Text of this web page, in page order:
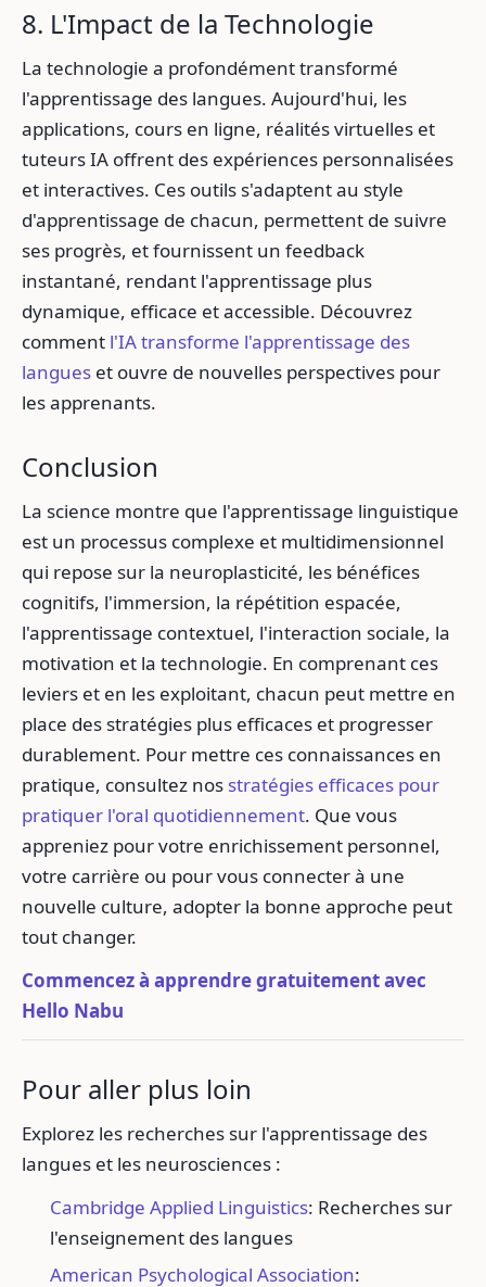
8. L'Impact de la Technologie
La technologie a profondément transformé
l'apprentissage des langues. Aujourd'hui, les
applications, cours en ligne, réalités virtuelles et
tuteurs IA offrent des expériences personnalisées
et interactives. Ces outils s'adaptent au style
d'apprentissage de chacun, permettent de suivre
ses progrès, et fournissent un feedback
instantané, rendant l'apprentissage plus
dynamique, efficace et accessible. Découvrez
comment l'IA transforme l'apprentissage des
langues et ouvre de nouvelles perspectives pour
les apprenants.
Conclusion
La science montre que l'apprentissage linguistique
est un processus complexe et multidimensionnel
qui repose sur la neuroplasticité, les bénéfices
cognitifs, l'immersion, la répétition espacée,
l'apprentissage contextuel, l'interaction sociale, la
motivation et la technologie. En comprenant ces
leviers et en les exploitant, chacun peut mettre en
place des stratégies plus efficaces et progresser
durablement. Pour mettre ces connaissances en
pratique, consultez nos stratégies efficaces pour
pratiquer l'oral quotidiennement. Que vous
appreniez pour votre enrichissement personnel,
votre carrière ou pour vous connecter à une
nouvelle culture, adopter la bonne approche peut
tout changer.
Commencez à apprendre gratuitement avec
Hello Nabu
Pour aller plus loin
Explorez les recherches sur l'apprentissage des
langues et les neurosciences :
Cambridge Applied Linguistics: Recherches sur
l'enseignement des langues
American Psychological Association: